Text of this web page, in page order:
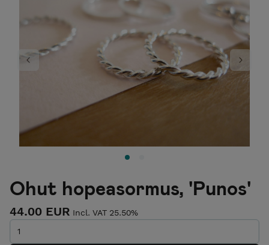
Previous Next
Ohut hopeasormus, 'Punos'
44.00 EUR Incl. VAT 25.50%